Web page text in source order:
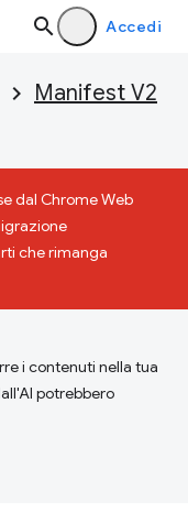
Accedi
Manifest V2
dal Chrome Web
che rimanga
i contenuti nella tua
potrebbero